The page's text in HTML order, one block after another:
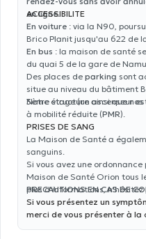
en ligne.
ACCESSIBILITE
En voiture : via la N90,
Brico Planit jusqu'au 622 de
En bus : la maison de santé
du quai 5 de la gare de
Des places de parking sont
situe au niveau du bâtiment
3ème étage (un ascenseur
Notre structure ainsi que
à mobilité réduite (PMR).
PRISES DE SANG
La Maison de Santé a
sanguins.
Si vous avez une
Maison de Santé Orion tous
plus d'informations,
PRECAUTIONS EN CAS DE
Si vous présentez un
merci de vous présenter à